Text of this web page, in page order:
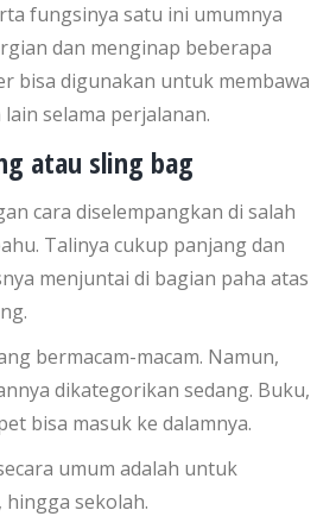
fungsinya satu ini umumnya
dan menginap beberapa
bisa digunakan untuk membawa
selama perjalanan.
atau sling bag
cara diselempangkan di salah
Talinya cukup panjang dan
menjuntai di bagian paha atas
bermacam-macam. Namun,
dikategorikan sedang. Buku,
bisa masuk ke dalamnya.
umum adalah untuk
sekolah.